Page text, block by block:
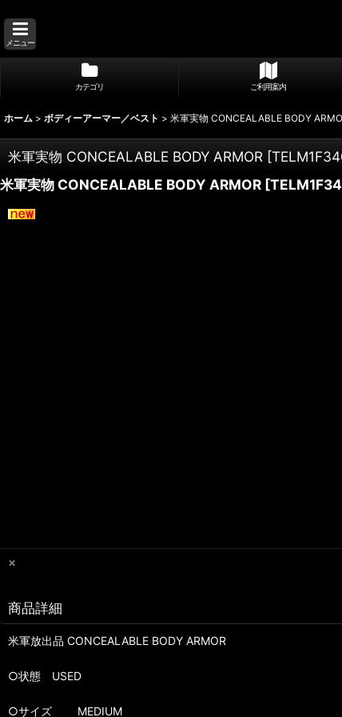
メニュー
カテゴリ ご利用案内
ホーム > ボディーアーマー／ベスト > 米軍実物 CONCEALABLE BODY
米軍実物 CONCEALABLE BODY ARMOR [
米軍実物 CONCEALABLE BODY ARMOR [
×
商品詳細
米軍放出品 CONCEALABLE BODY ARMOR
○状態 USED
○サイズ MEDIUM